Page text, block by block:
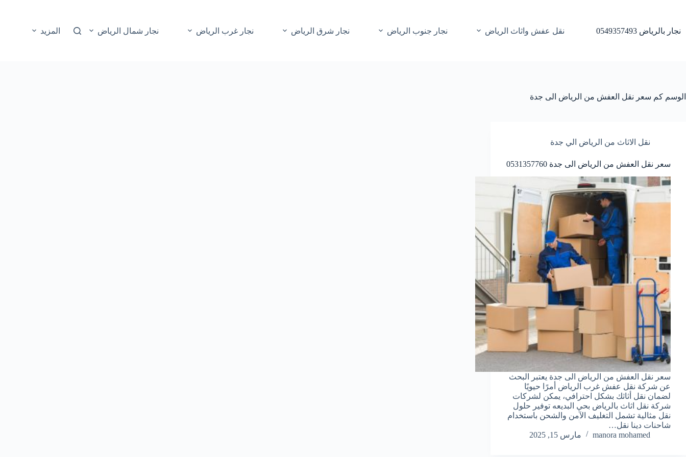
نجار بالرياض 0549357493 نقل عفش واثاث الرياض نجار جنوب الرياض نجار شرق الرياض نجار غرب الرياض نجار شمال الرياض المزيد
الوسم كم سعر نقل العفش من الرياض الى جدة
نقل الاثاث من الرياض الي جدة
سعر نقل العفش من الرياض الى جدة 0531357760
سعر نقل العفش من الرياض الى جدة يعتبر البحث
عن شركة نقل عفش غرب الرياض أمرًا حيويًا
لضمان نقل أثاثك بشكل احترافي، يمكن لشركات
شركة نقل اثاث بالرياض بحي البديعه توفير حلول
نقل مثالية تشمل التغليف الآمن والشحن باستخدام
شاحنات دينا نقل…
manora mohamed
مارس 15, 2025